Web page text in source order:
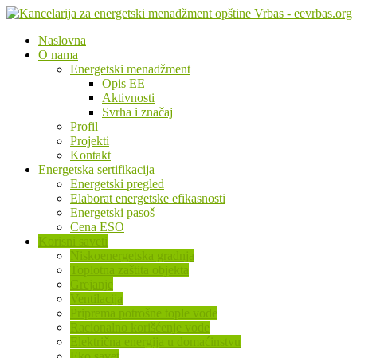
Naslovna
O nama
Energetski menadžment
Opis EE
Aktivnosti
Svrha i značaj
Profil
Projekti
Kontakt
Energetska sertifikacija
Energetski pregled
Elaborat energetske efikasnosti
Energetski pasoš
Cena ESO
Korisni saveti
Niskoenergetska gradnja
Toplotna zaštita objekta
Grejanje
Ventilacija
Priprema potrošne tople vode
Racionalno korišćenje vode
Električna energija u domaćinstvu